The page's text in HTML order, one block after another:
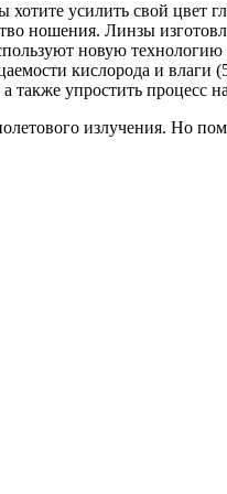
усилить свой цвет
ношения. Линзы
новую
кислорода и влаги
также упростить процесс
излучения. Но